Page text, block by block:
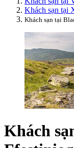
Khách sạn tại
Khách sạn tại
Khách